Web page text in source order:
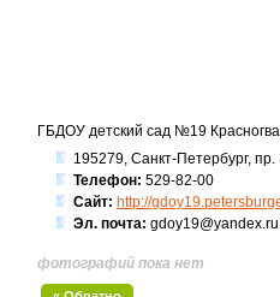
ГБДОУ детский сад №19
195279, Санкт-Петербург,
Телефон: 529-82-00
Сайт: http://
Эл. почта: gdoy19@yandex.ru
фотографий пока нет